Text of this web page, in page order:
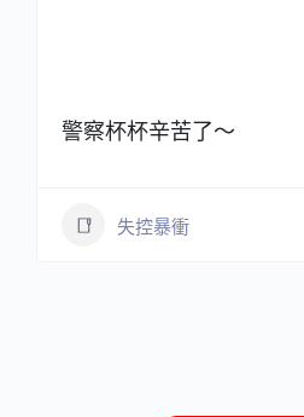
警察杯杯辛苦了～
失控暴衝